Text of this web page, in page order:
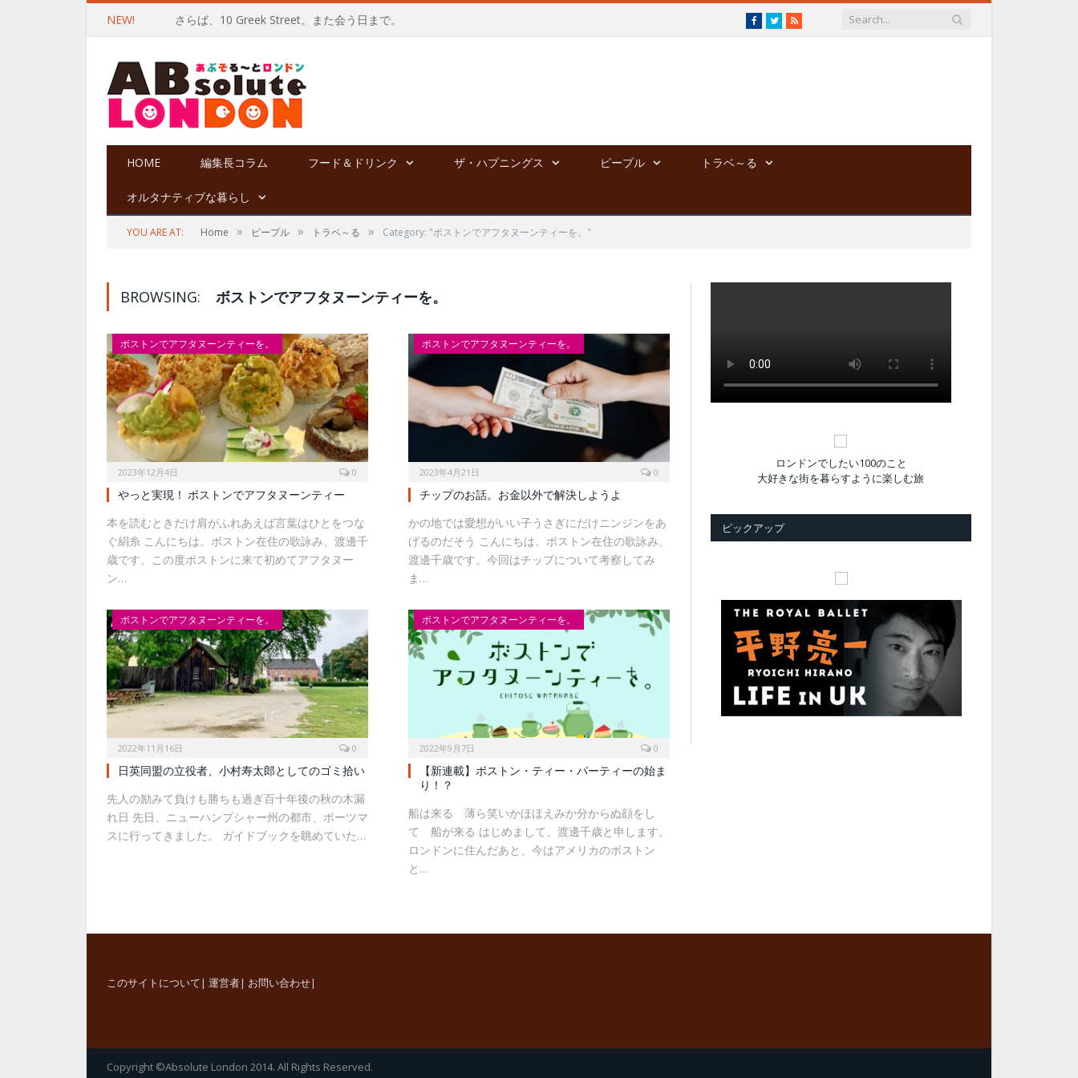
NEW! さらば、10 Greek Street。また会う日まで。 Facebook
TwitterRSS
HOME 編集長コラム フード＆ドリンク ザ・ハプニングス ピープル トラベ～る
オルタナティブな暮らし
YOU ARE AT: Home » ピープル » トラベ～る » Category: "ボストンでアフタヌーンティーを。"
BROWSING: ボストンでアフタヌーンティーを。
ボストンでアフタヌーンティーを。
2023年12月4日 0
やっと実現！ ボストンでアフタヌーンティー
本を読むときだけ肩がふれあえば言葉はひとをつな
ぐ絹糸 こんにちは。ボストン在住の歌詠み、渡邊千
歳です。この度ボストンに来て初めてアフタヌー
ン…
ボストンでアフタヌーンティーを。
2023年4月21日 0
チップのお話。お金以外で解決しようよ
かの地では愛想がいい子うさぎにだけニンジンをあ
げるのだそう こんにちは。ボストン在住の歌詠み、
渡邊千歳です。今回はチップについて考察してみ
ま…
ボストンでアフタヌーンティーを。
2022年11月16日 0
日英同盟の立役者、小村寿太郎としてのゴミ拾い
先人の励みて負けも勝ちも過ぎ百十年後の秋の木漏
れ日 先日、ニューハンプシャー州の都市、ポーツマ
スに行ってきました。 ガイドブックを眺めていた…
ボストンでアフタヌーンティーを。
2022年9月7日 0
【新連載】ボストン・ティー・パーティーの始ま
り！？
船は来る 薄ら笑いかほほえみか分からぬ顔をし
て 船が来る はじめまして、渡邊千歳と申します。
ロンドンに住んだあと、今はアメリカのボストン
と…
ロンドンでしたい100のこと
大好きな街を暮らすように楽しむ旅
ピックアップ
このサイトについて| 運営者| お問い合わせ|
Copyright ©Absolute London 2014. All Rights Reserved.